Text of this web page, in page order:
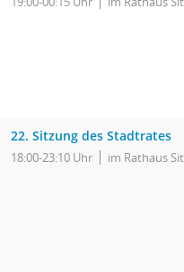
22. Sitzung des Stadtrates
18:00-23:10 Uhr im Rathaus